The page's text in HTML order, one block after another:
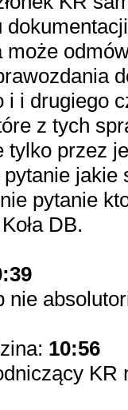
może
i drugiego
z tych
przez
pytanie
pytanie
DB.
10:56